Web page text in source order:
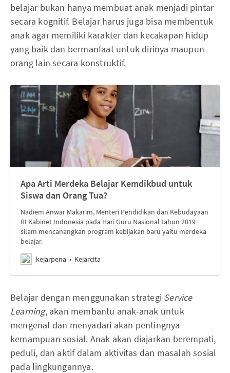
belajar bukan hanya membuat anak menjadi pintar
secara kognitif. Belajar harus juga bisa membentuk
anak agar memiliki karakter dan kecakapan hidup
yang baik dan bermanfaat untuk dirinya maupun
orang lain secara konstruktif.
Apa Arti Merdeka Belajar Kemdikbud untuk
Siswa dan Orang Tua?
Nadiem Anwar Makarim, Menteri Pendidikan dan Kebudayaan
RI Kabinet Indonesia pada Hari Guru Nasional tahun 2019
silam mencanangkan program kebijakan baru yaitu merdeka
belajar.
kejarpena
Kejarcita
Belajar dengan menggunakan strategi Service
Learning, akan membantu anak-anak untuk
mengenal dan menyadari akan pentingnya
kemampuan sosial. Anak akan diajarkan berempati,
peduli, dan aktif dalam aktivitas dan masalah sosial
pada lingkungannya.